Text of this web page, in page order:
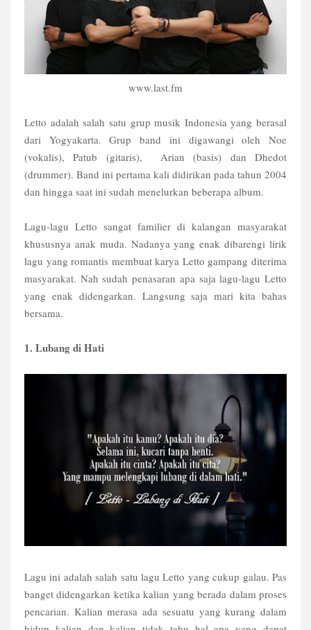
www.last.fm
Letto adalah salah satu grup musik Indonesia yang berasal
dari Yogyakarta. Grup band ini digawangi oleh Noe
(vokalis), Patub (gitaris),
Arian (basis) dan Dhedot
(drummer). Band ini pertama kali didirikan pada tahun 2004
dan hingga saat ini sudah menelurkan beberapa album.
Lagu-lagu Letto sangat familier di kalangan masyarakat
khususnya anak muda. Nadanya yang enak dibarengi lirik
lagu yang romantis membuat karya Letto gampang diterima
masyarakat. Nah sudah penasaran apa saja lagu-lagu Letto
yang enak didengarkan. Langsung saja mari kita bahas
bersama.
1. Lubang di Hati
Lagu ini adalah salah satu lagu Letto yang cukup galau. Pas
banget didengarkan ketika kalian yang berada dalam proses
pencarian. Kalian merasa ada sesuatu yang kurang dalam